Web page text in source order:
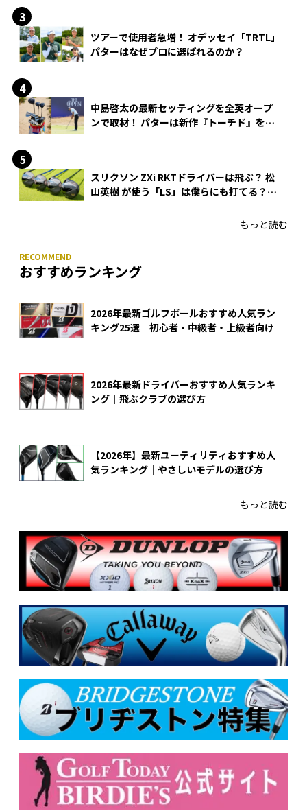
ツアーで使用者急増！ オデッセイ「TRTL」
パターはなぜプロに選ばれるのか？
中島啓太の最新セッティングを全英オープ
ンで取材！ パターは新作『トーチド』を投
スリクソン ZXi RKTドライバーは飛ぶ？ 松
山英樹 が使う「LS」は僕らにも打てる？
もっと読む
おすすめランキング
2026年最新ゴルフボールおすすめ人気ラン
キング25選｜初心者・中級者・上級者向け
2026年最新ドライバーおすすめ人気ランキ
ング｜飛ぶクラブの選び方
【2026年】最新ユーティリティおすすめ人
気ランキング｜やさしいモデルの選び方
もっと読む